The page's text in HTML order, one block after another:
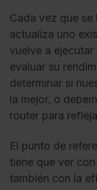
Cada vez que
actualiza uno
vuelve a
evaluar su
determinar si
la mejor, o
router para
El punto de
tiene que ver
también con la